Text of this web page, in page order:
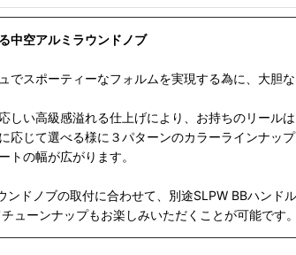
中空アルミラウンドノブ
でスポーティーなフォルムを実現する為に、大胆
しい高級感溢れる仕上げにより、お持ちのリール
応じて選べる様に３パターンのカラーラインナッ
トの幅が広がります。
ンドノブの取付に合わせて、別途SLPW BBハンド
ューンナップもお楽しみいただくことが可能です。